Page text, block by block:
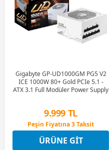
Gigabyte GP-UD1000GM PG5 V2
ICE 1000W 80+ Gold PCIe 5.1 -
ATX 3.1 Full Modüler Power Supply
9.999 TL
Peşin Fiyatına 3 Taksit
12 Ay x 1.176 TL taksitle
Peşin Fiyatına 3 Taksit
ÜRÜNE GIT